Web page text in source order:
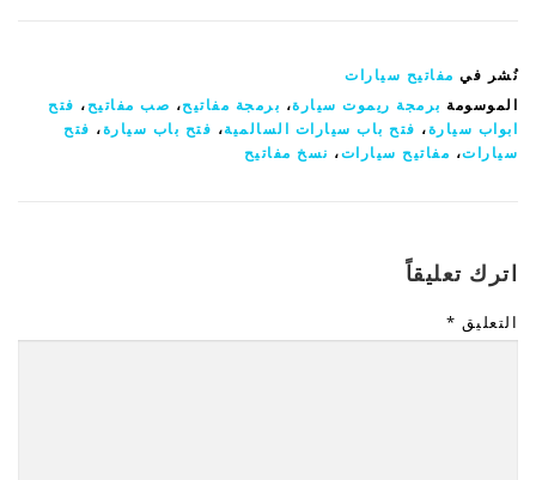
نُشر في مفاتيح سيارات
الموسومة برمجة ريموت سيارة، برمجة مفاتيح، صب مفاتيح، فتح
ابواب سيارة، فتح باب سيارات السالمية، فتح باب سيارة، فتح
سيارات، مفاتيح سيارات، نسخ مفاتيح
اترك تعليقاً
التعليق *